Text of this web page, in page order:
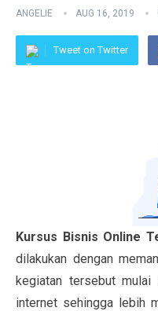
ANGELIE AUG 16, 2019
Tweet on Twitter
Kursus Bisnis Online
dilakukan dengan
kegiatan tersebut mulai
internet sehingga lebih